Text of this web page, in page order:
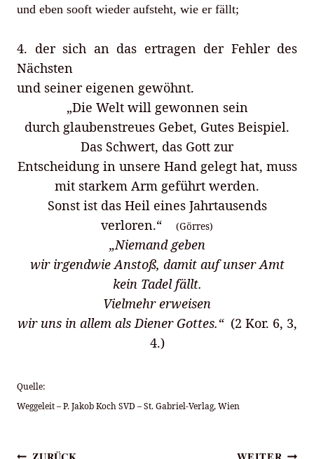
und eben sooft wieder aufsteht, wie er fällt;
4. der sich an das ertragen der Fehler des
Nächsten
und seiner eigenen gewöhnt.
„Die Welt will gewonnen sein
durch glaubenstreues Gebet, Gutes Beispiel.
Das Schwert, das Gott zur
Entscheidung in unsere Hand gelegt hat, muss
mit starkem Arm geführt werden.
Sonst ist das Heil eines Jahrtausends
verloren.“
(Görres)
„Niemand geben
wir irgendwie Anstoß, damit auf unser Amt
kein Tadel fällt.
Vielmehr erweisen
wir uns in allem als Diener Gottes.“ (2 Kor. 6, 3,
4.)
Quelle:
Weggeleit – P. Jakob Koch SVD – St. Gabriel-Verlag, Wien